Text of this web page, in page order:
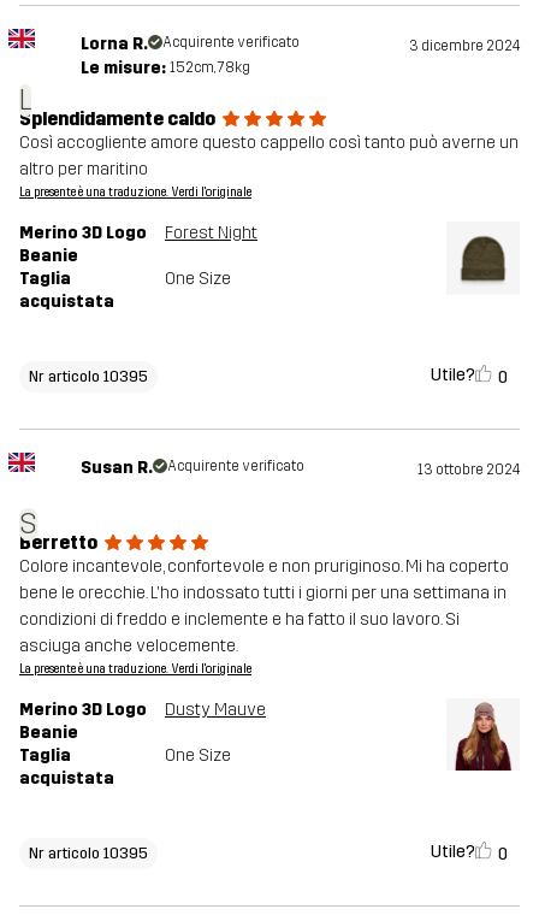
L
Lorna R. Acquirente verificato 3 dicembre 2024
Le misure: 152cm, 78kg
Splendidamente caldo
Così accogliente amore questo cappello così tanto può averne un
altro per maritino
La presente è una traduzione. Verdi l'originale
Merino 3D Logo
Beanie
Forest Night
Taglia
acquistata
One Size
Nr articolo 10395 Utile? 0
S
Susan R. Acquirente verificato 13 ottobre 2024
Berretto
Colore incantevole, confortevole e non pruriginoso. Mi ha coperto
bene le orecchie. L'ho indossato tutti i giorni per una settimana in
condizioni di freddo e inclemente e ha fatto il suo lavoro. Si
asciuga anche velocemente.
La presente è una traduzione. Verdi l'originale
Merino 3D Logo
Beanie
Dusty Mauve
Taglia
acquistata
One Size
Nr articolo 10395 Utile? 0